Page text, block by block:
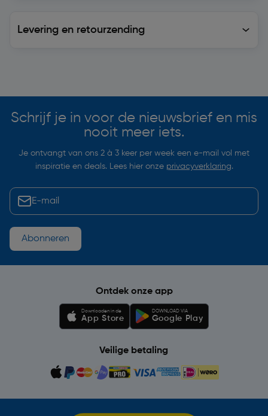
Levering en retourzending
Schrijf je in voor de nieuwsbrief en mis
nooit meer iets.
Je ontvangt van ons 2 à 3 keer per week een e-mail vol met
inspiratie en deals. Lees hier onze privacyverklaring.
Abonneren
Ontdek onze app
Downloaden in de
App Store
DOWNLOAD VIA
Google Play
Veilige betaling